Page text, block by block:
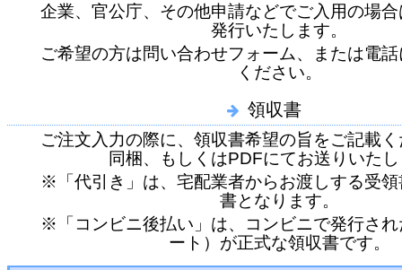
企業、官公庁、その他申請などでご入用の場
発行いたします。
ご希望の方は問い合わせフォーム、または電
ください。
領収書
ご注文入力の際に、領収書希望の旨をご記載
同梱、もしくはPDFにてお送りいた
※「代引き」は、宅配業者からお渡しする受
書となります。
※「コンビニ後払い」は、コンビニで発行さ
ート）が正式な領収書です。